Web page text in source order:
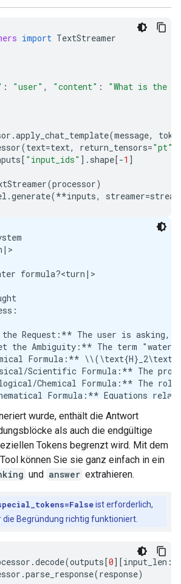
import TextStreamer
: "user" , "content" :
"What is the
.apply_chat_template(message,
(text=text, return_tensors="pt"
[ "input_ids" ] . shape[-1 ]
(processor)
.generate(**inputs, streamer=
formula?<turn|>
Request:** The user is asking,
the Ambiguity:** The term "water
Formula:**
Scientific Formula:** The
Chemical Formula:** The
Formula:** Equations
context missing:** Is this
the Most Likely Interpretation:**
the Primary Answer
Ambiguity (Provide Context/
(Self-Correction/Identity
the most direct answer
the components and bonding.
Formula (The Most Common Answer)
wurde, enthält die Antwort
als auch die endgültige
Tokens begrenzt wird. Mit dem
können Sie sie ganz einfach in ein
und answer extrahieren.
ist erforderlich,
Begründung richtig funktioniert.
.decode(outputs[0][input_len
.parse_response(response)